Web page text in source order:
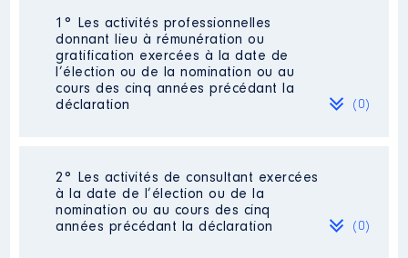
1° Les activités professionnelles
donnant lieu à rémunération ou
gratification exercées à la date de
l’élection ou de la nomination ou au
cours des cinq années précédant la
déclaration
(0)
Néant
2° Les activités de consultant exercées
à la date de l’élection ou de la
nomination ou au cours des cinq
années précédant la déclaration
(0)